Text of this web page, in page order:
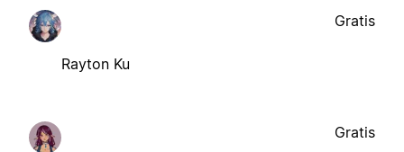
Rayton Ku
Gratis
Gratis